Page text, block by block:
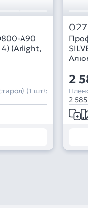
A90
4) (Arlight,
(1 шт):
2
2